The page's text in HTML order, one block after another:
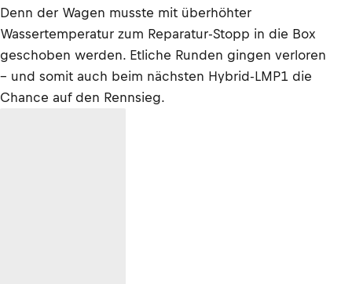
Denn der Wagen musste mit überhöhter
Wassertemperatur zum Reparatur-Stopp in die Box
geschoben werden. Etliche Runden gingen verloren
– und somit auch beim nächsten Hybrid-LMP1 die
Chance auf den Rennsieg.